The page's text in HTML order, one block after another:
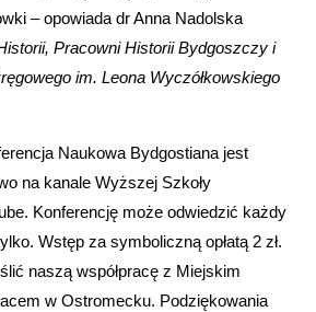
– opowiada dr Anna Nadolska
Pracowni Historii Bydgoszczy i
im. Leona Wyczółkowskiego
Naukowa Bydgostiana jest
na kanale Wyższej Szkoły
Konferencję może odwiedzić każdy
Wstęp za symboliczną opłatą 2 zł.
naszą współpracę z Miejskim
w Ostromecku. Podziękowania